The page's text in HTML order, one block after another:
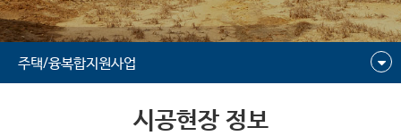
주택/융복합지원사업
시공현장 정보